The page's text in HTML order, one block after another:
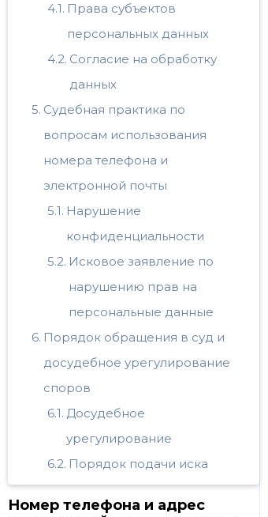
Права субъектов
персональных данных
Согласие на обработку
данных
Судебная практика по
вопросам использования
номера телефона и
электронной почты
Нарушение
конфиденциальности
Исковое заявление по
нарушению прав на
персональные данные
Порядок обращения в суд и
досудебное урегулирование
споров
Досудебное
урегулирование
Порядок подачи иска
Номер телефона и адрес